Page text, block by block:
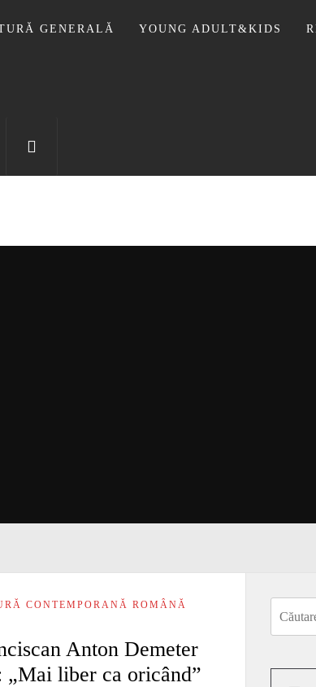
GENERALĂ YOUNG ADULT&KIDS
LUI
CONTEMPORANĂ ROMÂNĂ
Anton Demeter
liber ca oricând”